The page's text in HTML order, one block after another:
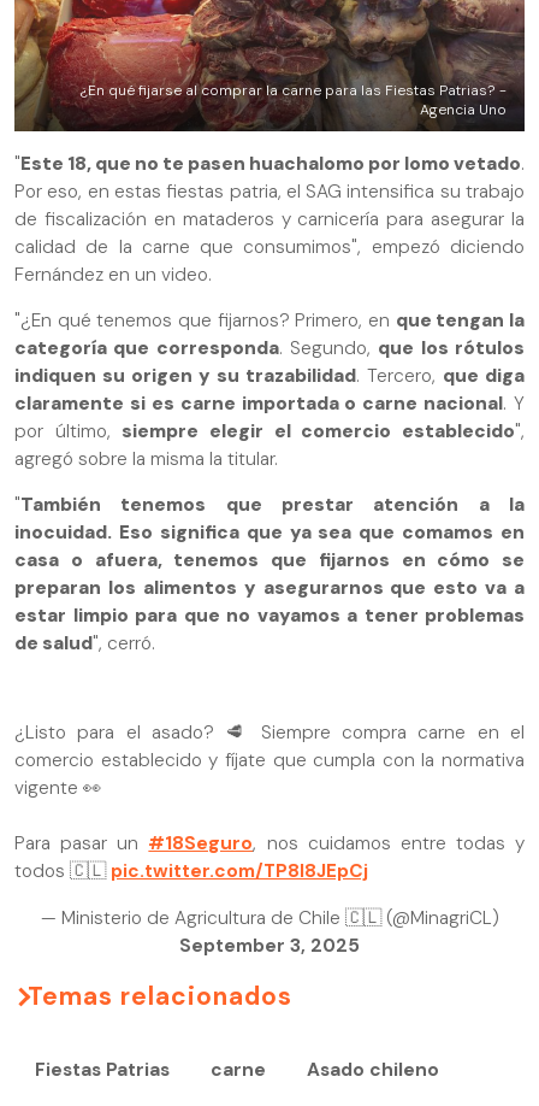
¿En qué fijarse al comprar la carne para las Fiestas Patrias? -
Agencia Uno
"Este 18, que no te pasen huachalomo por lomo vetado.
Por eso, en estas fiestas patria, el SAG intensifica su trabajo
de fiscalización en mataderos y carnicería para asegurar la
calidad de la carne que consumimos", empezó diciendo
Fernández en un video.
"¿En qué tenemos que fijarnos? Primero, en que tengan la
categoría que corresponda. Segundo, que los rótulos
indiquen su origen y su trazabilidad. Tercero, que diga
claramente si es carne importada o carne nacional. Y
por último, siempre elegir el comercio establecido",
agregó sobre la misma la titular.
"También tenemos que prestar atención a la
inocuidad. Eso significa que ya sea que comamos en
casa o afuera, tenemos que fijarnos en cómo se
preparan los alimentos y asegurarnos que esto va a
estar limpio para que no vayamos a tener problemas
de salud", cerró.
¿Listo para el asado? 🥩 Siempre compra carne en el
comercio establecido y fíjate que cumpla con la normativa
vigente 👀
Para pasar un #18Seguro, nos cuidamos entre todas y
todos 🇨🇱 pic.twitter.com/TP8l8JEpCj
— Ministerio de Agricultura de Chile 🇨🇱 (@MinagriCL)
September 3, 2025
Temas relacionados
Fiestas Patrias carne Asado chileno